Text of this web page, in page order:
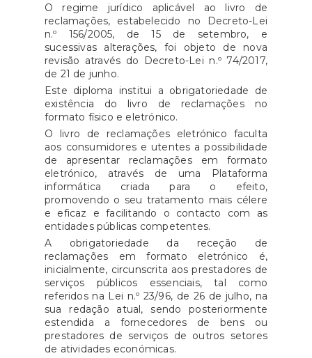
O regime jurídico aplicável ao livro de
reclamações, estabelecido no Decreto-Lei
n.º 156/2005, de 15 de setembro, e
sucessivas alterações, foi objeto de nova
revisão através do Decreto-Lei n.º 74/2017,
de 21 de junho.
Este diploma institui a obrigatoriedade de
existência do livro de reclamações no
formato físico e eletrónico.
O livro de reclamações eletrónico faculta
aos consumidores e utentes a possibilidade
de apresentar reclamações em formato
eletrónico, através de uma Plataforma
informática criada para o efeito,
promovendo o seu tratamento mais célere
e eficaz e facilitando o contacto com as
entidades públicas competentes.
A obrigatoriedade da receção de
reclamações em formato eletrónico é,
inicialmente, circunscrita aos prestadores de
serviços públicos essenciais, tal como
referidos na Lei n.º 23/96, de 26 de julho, na
sua redação atual, sendo posteriormente
estendida a fornecedores de bens ou
prestadores de serviços de outros setores
de atividades económicas.